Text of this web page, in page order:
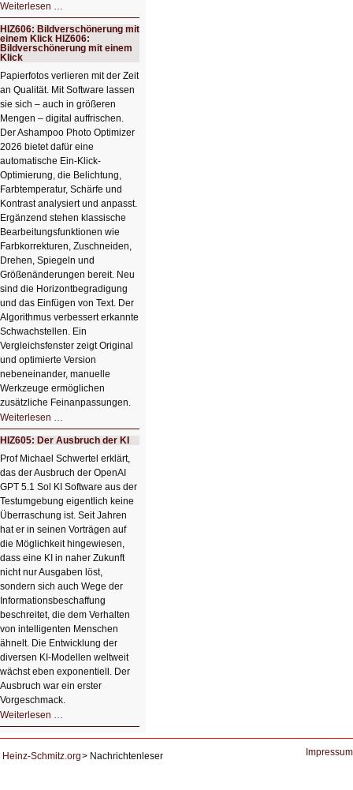
Weiterlesen …
Schicker
kompakter
Rechenturbo
HIZ606: Bildverschönerung mit
einem Klick HIZ606:
Bildverschönerung mit einem
Klick
Papierfotos verlieren mit der Zeit
an Qualität. Mit Software lassen
sie sich – auch in größeren
Mengen – digital auffrischen.
Der Ashampoo Photo Optimizer
2026 bietet dafür eine
automatische Ein-Klick-
Optimierung, die Belichtung,
Farbtemperatur, Schärfe und
Kontrast analysiert und anpasst.
Ergänzend stehen klassische
Bearbeitungsfunktionen wie
Farbkorrekturen, Zuschneiden,
Drehen, Spiegeln und
Größenänderungen bereit. Neu
sind die Horizontbegradigung
und das Einfügen von Text. Der
Algorithmus verbessert erkannte
Schwachstellen. Ein
Vergleichsfenster zeigt Original
und optimierte Version
nebeneinander, manuelle
Werkzeuge ermöglichen
zusätzliche Feinanpassungen.
Weiterlesen …
Bildverschönerung
mit
einem
Klick
HIZ606:
Bildverschönerung
mit
einem
Klick
HIZ605: Der Ausbruch der KI
Prof Michael Schwertel erklärt,
das der Ausbruch der OpenAI
GPT 5.1 Sol KI Software aus der
Testumgebung eigentlich keine
Überraschung ist. Seit Jahren
hat er in seinen Vorträgen auf
die Möglichkeit hingewiesen,
dass eine KI in naher Zukunft
nicht nur Ausgaben löst,
sondern sich auch Wege der
Informationsbeschaffung
beschreitet, die dem Verhalten
von intelligenten Menschen
ähnelt. Die Entwicklung der
diversen KI-Modellen weltweit
wächst eben exponentiell. Der
Ausbruch war ein erster
Vorgeschmack.
Weiterlesen …
Der
KI
Heinz-Schmitz.org Nachrichtenleser Impressum